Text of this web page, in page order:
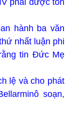
hành ba văn
nhất luận phi
tin Đức Mẹ
lệ và cho phát
soạn,